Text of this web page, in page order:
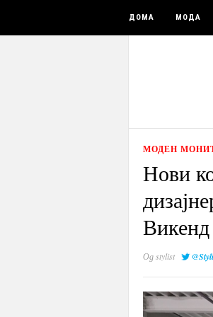
ДОМА МОДА
МОДЕН
Нови
Одstylist